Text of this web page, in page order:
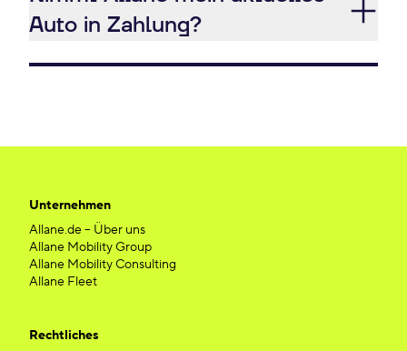
Auto in Zahlung?
Unternehmen
Allane.de – Über uns
Allane Mobility Group
Allane Mobility Consulting
Allane Fleet
Rechtliches